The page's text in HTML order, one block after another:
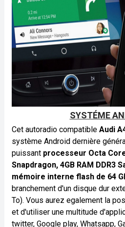
SYSTÉME
Cet autoradio compatible Audi
système Android dernière
puissant processeur Octa
Snapdragon, 4GB RAM DDR3
mémoire interne flash de 64
branchement d'un disque dur
To). Vous aurez egalement la
et d'utiliser une multitude
twitter, Google play, Whatsapp,